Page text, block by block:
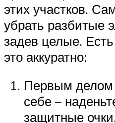
этих участков.
убрать разбитые
задев целые.
это аккуратно:
Первым делом
себе –
защитные